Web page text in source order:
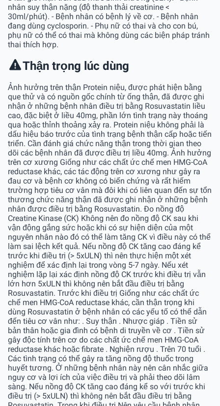
nhân suy thận nặng (độ thanh thải creatinine <
30ml/phút). - Bệnh nhân có bệnh lý về cơ. - Bệnh nhân
đang dùng cyclosporin. - Phụ nữ có thai và cho con bú,
phụ nữ có thể có thai mà không dùng các biện pháp tránh
thai thích hợp.
Thận trọng lúc dùng
Ảnh hưởng trên thận Protein niệu, được phát hiện bằng
que thử và có nguồn gốc chính từ ống thận, đã được ghi
nhận ở những bệnh nhân điều trị bằng Rosuvastatin liều
cao, đặc biệt ở liều 40mg, phần lớn tình trạng này thoáng
qua hoặc thỉnh thoảng xảy ra. Protein niệu không phải là
dấu hiệu báo trước của tình trạng bệnh thận cấp hoặc tiến
triển. Cần đánh giá chức năng thận trong thời gian theo
dõi các bệnh nhân đã được điều trị liều 40mg. Ảnh hưởng
trên cơ xương Giống như các chất ức chế men HMG-CoA
reductase khác, các tác động trên cơ xương như gây ra
đau cơ và bệnh cơ không có biến chứng và rất hiếm
trường hợp tiêu cơ vân mà đôi khi có liên quan đến sự tổn
thương chức năng thận đã được ghi nhận ở những bệnh
nhân được điều trị bằng Rosuvastatin. Ðo nồng độ
Creatine Kinase (CK) Không nên đo nồng độ CK sau khi
vận động gắng sức hoặc khi có sự hiện diện của một
nguyên nhân nào đó có thể làm tăng CK vì điều này có thể
làm sai lệch kết quả. Nếu nồng độ CK tăng cao đáng kể
trước khi điều trị (> 5xULN) thì nên thực hiện một xét
nghiệm để xác định lại trong vòng 5-7 ngày. Nếu xét
nghiệm lặp lại xác định nồng độ CK trước khi điều trị vẫn
lớn hơn 5xULN thì không nên bắt đầu điều trị bằng
Rosuvastatin. Trước khi điều trị Giống như các chất ức
chế men HMG-CoA reductase khác, cần thận trọng khi
dùng Rosuvastatin ở bệnh nhân có các yếu tố có thể dẫn
đến tiêu cơ vân như: . Suy thận . Nhược giáp . Tiền sử
bản thân hoặc gia đình có bệnh di truyền về cơ . Tiền sử
gây độc tính trên cơ do các chất ức chế men HMG-CoA
reductase khác hoặc fibrate . Nghiện rượu . Trên 70 tuổi .
Các tình trạng có thể gây ra tăng nồng độ thuốc trong
huyết tương. Ở những bệnh nhân này nên cân nhắc giữa
nguy cơ và lợi ích của việc điều trị và phải theo dõi lâm
sàng. Nếu nồng độ CK tăng cao đáng kể so với trước khi
điều trị (> 5xULN) thì không nên bắt đầu điều trị bằng